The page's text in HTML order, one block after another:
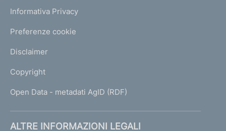
Informativa Privacy
Preferenze cookie
Disclaimer
Copyright
Open Data - metadati AgID (RDF)
ALTRE INFORMAZIONI LEGALI